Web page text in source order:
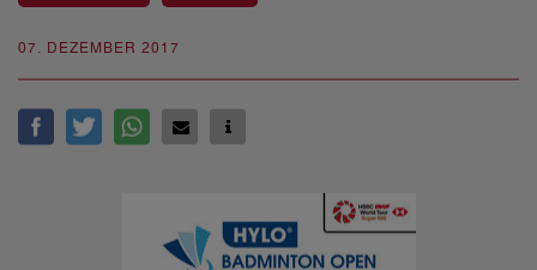
07. DEZEMBER 2017